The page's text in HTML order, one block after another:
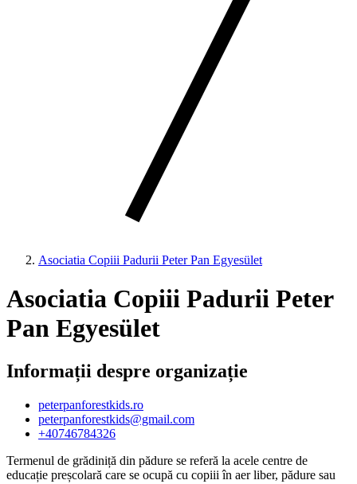
Asociatia Copiii Padurii Peter Pan Egyesület
Asociatia Copiii Padurii Peter
Pan Egyesület
Informații despre organizație
peterpanforestkids.ro
peterpanforestkids@gmail.com
+40746784326
Termenul de grădiniță din pădure se referă la acele centre de
educație preșcolară care se ocupă cu copiii în aer liber, pădure sau